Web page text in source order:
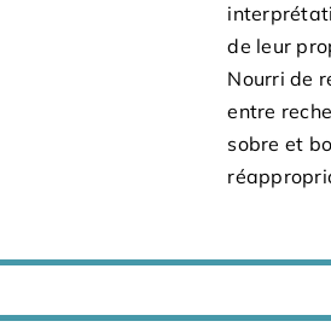
de leur
Nourri de
entre
sobre et